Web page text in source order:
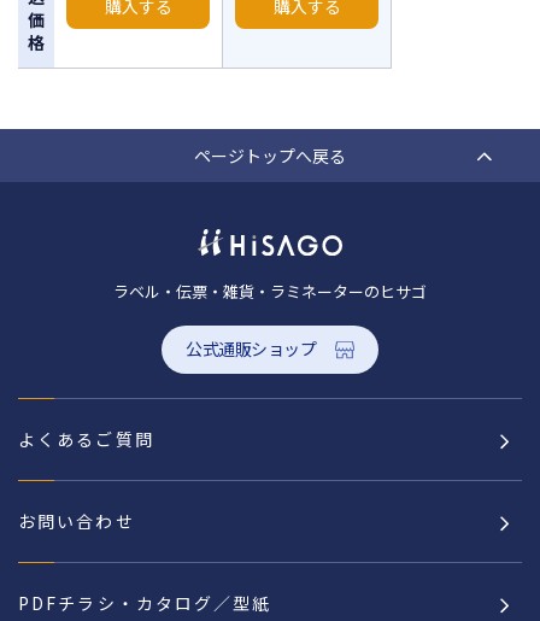
価
格
購入する
購入する
ページトップへ戻る
ラベル・伝票・雑貨・ラミネーターのヒサゴ
公式通販ショップ
よくあるご質問
お問い合わせ
PDFチラシ・カタログ／型紙